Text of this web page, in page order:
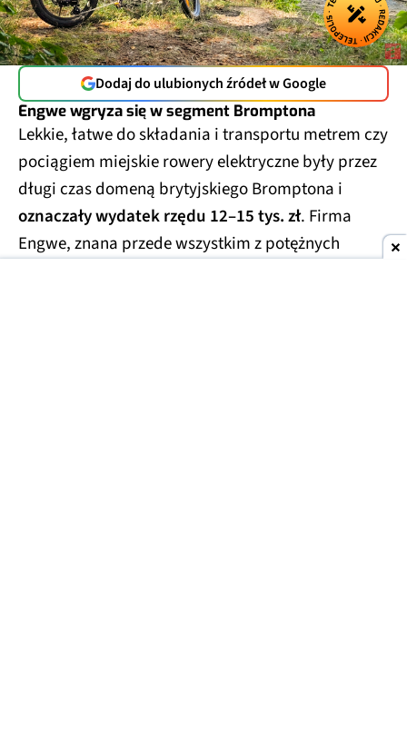
Dodaj do ulubionych źródeł w Google
Engwe wgryza się w segment Bromptona
Lekkie, łatwe do składania i transportu metrem czy
pociągiem miejskie rowery elektryczne były przez
długi czas domeną brytyjskiego Bromptona i
oznaczały wydatek rzędu 12–15 tys. zł. Firma
Engwe, znana przede wszystkim z potężnych